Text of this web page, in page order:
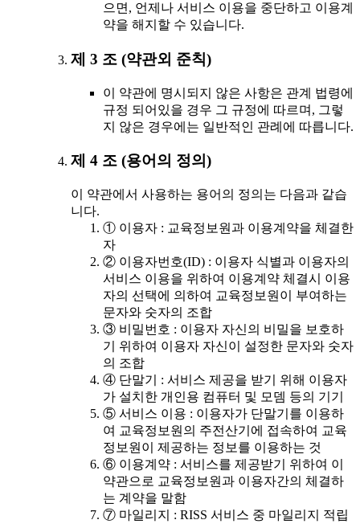
으면, 언제나 서비스 이용을 중단하고 이용계
약을 해지할 수 있습니다.
제 3 조 (약관외 준칙)
이 약관에 명시되지 않은 사항은 관계 법령에
규정 되어있을 경우 그 규정에 따르며, 그렇
지 않은 경우에는 일반적인 관례에 따릅니다.
제 4 조 (용어의 정의)
이 약관에서 사용하는 용어의 정의는 다음과 같습
니다.
① 이용자 : 교육정보원과 이용계약을 체결한
자
② 이용자번호(ID) : 이용자 식별과 이용자의
서비스 이용을 위하여 이용계약 체결시 이용
자의 선택에 의하여 교육정보원이 부여하는
문자와 숫자의 조합
③ 비밀번호 : 이용자 자신의 비밀을 보호하
기 위하여 이용자 자신이 설정한 문자와 숫자
의 조합
④ 단말기 : 서비스 제공을 받기 위해 이용자
가 설치한 개인용 컴퓨터 및 모뎀 등의 기기
⑤ 서비스 이용 : 이용자가 단말기를 이용하
여 교육정보원의 주전산기에 접속하여 교육
정보원이 제공하는 정보를 이용하는 것
⑥ 이용계약 : 서비스를 제공받기 위하여 이
약관으로 교육정보원과 이용자간의 체결하
는 계약을 말함
⑦ 마일리지 : RISS 서비스 중 마일리지 적립